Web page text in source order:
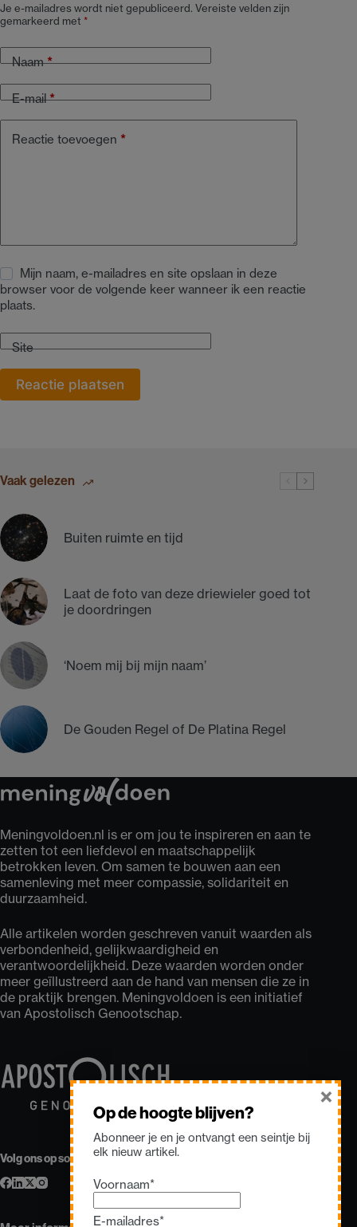
Je e-mailadres wordt niet gepubliceerd. Vereiste velden zijn
gemarkeerd met *
Naam*
E-mail*
Reactie toevoegen *
Mijn naam, e-mailadres en site opslaan in deze
browser voor de volgende keer wanneer ik een reactie
plaats.
Site
Reactie plaatsen
Vaak gelezen
Buiten ruimte en tijd
Laat de foto van deze driewieler goed tot
je doordringen
‘Noem mij bij mijn naam’
De Gouden Regel of De Platina Regel
Meningvoldoen.nl is er om jou te inspireren en aan te
zetten tot een liefdevol en maatschappelijk
betrokken leven. Om samen te bouwen aan een
samenleving met meer compassie, solidariteit en
duurzaamheid.
Alle artikelen worden geschreven vanuit waarden als
verbondenheid, gelijkwaardigheid en
verantwoordelijkheid. Deze waarden worden onder
meer geïllustreerd aan de hand van mensen die ze in
de praktijk brengen. Meningvoldoen is een initiatief
van Apostolisch Genootschap.
Volg ons op sociale media
Op de hoogte blijven?
Abonneer je en je ontvangt een seintje bij
elk nieuw artikel.
Voornaam*
E-mailadres*
×